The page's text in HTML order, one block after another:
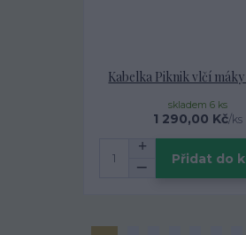
Kabelka Piknik vlčí máky
1 290,00 Kč/ks
skladem 6 ks
Přidat do